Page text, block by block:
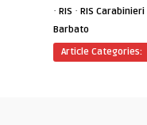
·RIS ·RIS Carabinieri
Barbato
Article Categories: